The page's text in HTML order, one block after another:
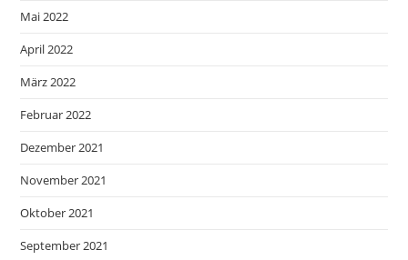
Mai 2022
April 2022
März 2022
Februar 2022
Dezember 2021
November 2021
Oktober 2021
September 2021